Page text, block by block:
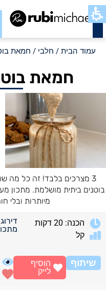
כשר
עמוד הבית / חלבי / חמאת
חמאת
3 מצרכים בלבד! זה כל מה
בוטנים ביתית מושלמת. מתכון
מיותרות ובלי
הכנה: 20 דקות
קל
דירוג
שיתוף
הוסיף
לייק